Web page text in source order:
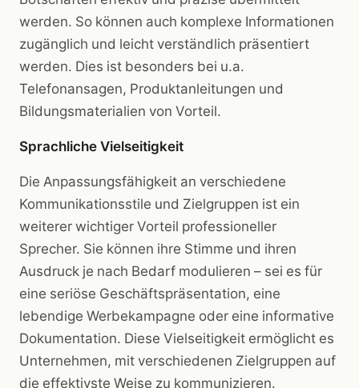
werden. So können auch komplexe Informationen
zugänglich und leicht verständlich präsentiert
werden. Dies ist besonders bei u.a.
Telefonansagen, Produktanleitungen und
Bildungsmaterialien von Vorteil.
Sprachliche Vielseitigkeit
Die Anpassungsfähigkeit an verschiedene
Kommunikationsstile und Zielgruppen ist ein
weiterer wichtiger Vorteil professioneller
Sprecher. Sie können ihre Stimme und ihren
Ausdruck je nach Bedarf modulieren – sei es für
eine seriöse Geschäftspräsentation, eine
lebendige Werbekampagne oder eine informative
Dokumentation. Diese Vielseitigkeit ermöglicht es
Unternehmen, mit verschiedenen Zielgruppen auf
die effektivste Weise zu kommunizieren.